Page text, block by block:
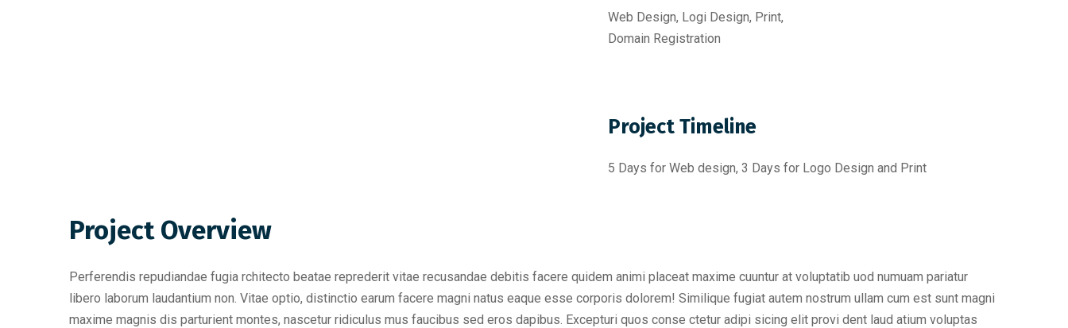
Web Design, Logi Design, Print,
Domain Registration
Project Timeline
5 Days for Web design, 3 Days for Logo Design and Print
Project Overview
Perferendis repudiandae fugia rchitecto beatae reprederit vitae recusandae debitis facere quidem animi placeat maxime cuuntur at voluptatib uod numuam pariatur
libero laborum laudantium non. Vitae optio, distinctio earum facere magni natus eaque esse corporis dolorem! Similique fugiat autem nostrum ullam cum est sunt magni
maxime magnis dis parturient montes, nascetur ridiculus mus faucibus sed eros dapibus. Excepturi quos conse ctetur adipi sicing elit provi dent laud atium voluptas